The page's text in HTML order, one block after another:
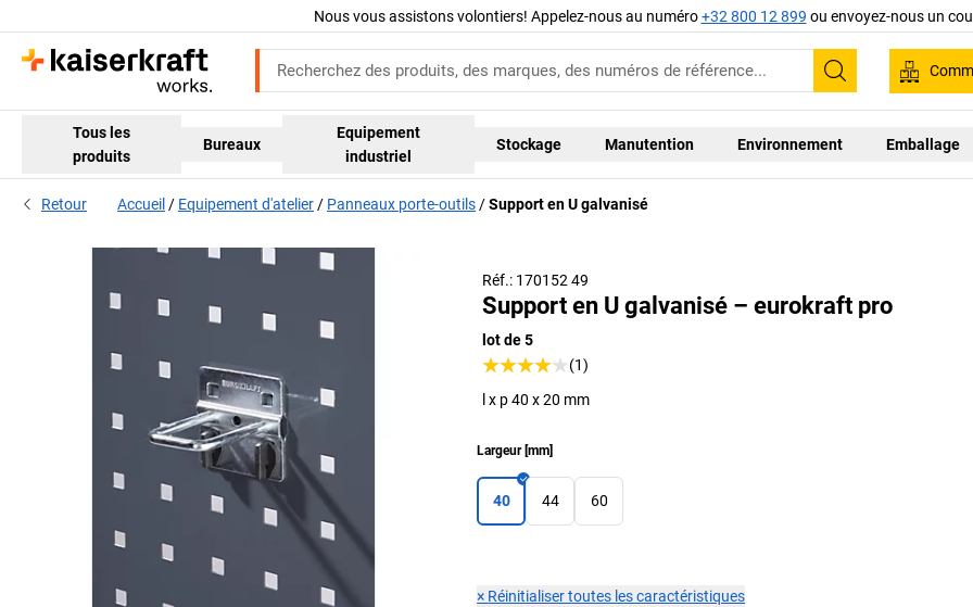
Nous vous assistons volontiers! Appelez-nous au numéro+32 800 12 899 ou envoyez-nous un
Recherche
Tous les
produits
Bureaux
Equipement
industriel
Stockage Manutention Environnement Emballage
Retour Accueil Equipement d'atelier Panneaux porte-outils Support en U galvanisé
Réf.: 170152 49
Support en U galvanisé – eurokraft pro
lot de 5
(1)
l x p 40 x 20 mm
Largeur[mm]
40 44 60
× Réinitialiser toutes les caractéristiques